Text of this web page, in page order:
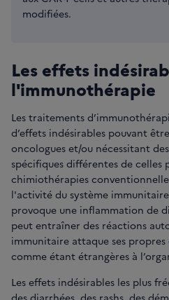
modifiées.
Les effets
l'immunothérapie
Les traitements
d’effets indésirables pouvant
oncologues et/ou nécessitant
spécifiques différentes de celles
chimiothérapies
l'activité du système
provoque une inflammation de
peut entraîner des réactions
immunitaire attaque ses
comme étant étrangères à
Les effets indésirables les plus